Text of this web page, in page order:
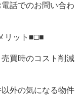
話でのお問い合わ
リット■□■
売買時のコスト削減
以外の気になる物件